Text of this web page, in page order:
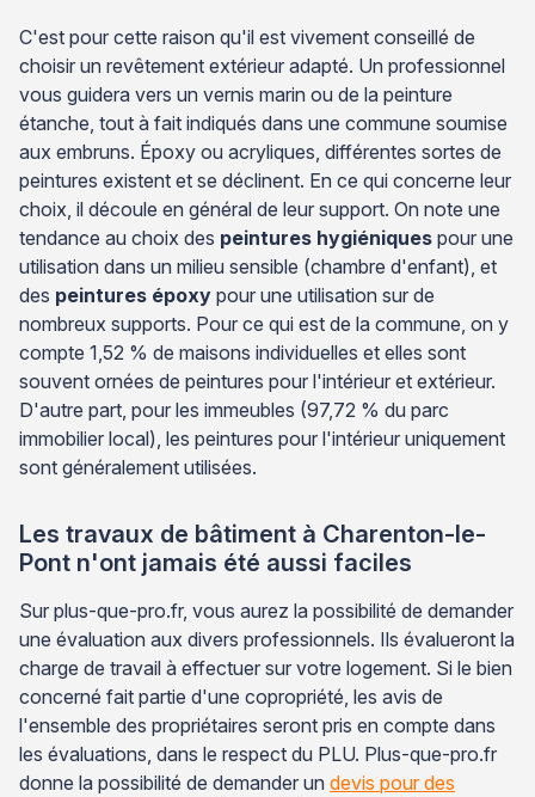
C'est pour cette raison qu'il est vivement conseillé de
choisir un revêtement extérieur adapté. Un professionnel
vous guidera vers un vernis marin ou de la peinture
étanche, tout à fait indiqués dans une commune soumise
aux embruns. Époxy ou acryliques, différentes sortes de
peintures existent et se déclinent. En ce qui concerne leur
choix, il découle en général de leur support. On note une
tendance au choix des peintures hygiéniques pour une
utilisation dans un milieu sensible (chambre d'enfant), et
des peintures époxy pour une utilisation sur de
nombreux supports. Pour ce qui est de la commune, on y
compte 1,52 % de maisons individuelles et elles sont
souvent ornées de peintures pour l'intérieur et extérieur.
D'autre part, pour les immeubles (97,72 % du parc
immobilier local), les peintures pour l'intérieur uniquement
sont généralement utilisées.
Les travaux de bâtiment à Charenton-le-
Pont n'ont jamais été aussi faciles
Sur plus-que-pro.fr, vous aurez la possibilité de demander
une évaluation aux divers professionnels. Ils évalueront la
charge de travail à effectuer sur votre logement. Si le bien
concerné fait partie d'une copropriété, les avis de
l'ensemble des propriétaires seront pris en compte dans
les évaluations, dans le respect du PLU. Plus-que-pro.fr
donne la possibilité de demander un devis pour des